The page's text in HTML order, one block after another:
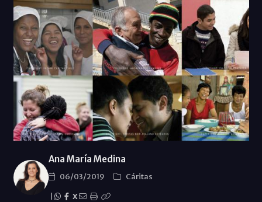
Ana María Medina
06/03/2019
Cáritas
X